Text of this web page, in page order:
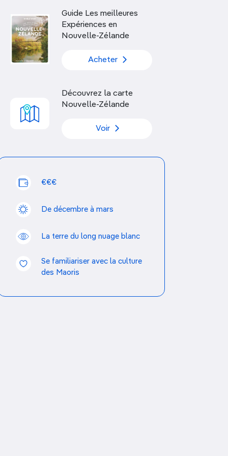
Découvrir nos articles
Guide Les meilleures
Expériences en
Nouvelle-Zélande
Acheter
Découvrez la carte
Nouvelle-Zélande
Voir
€€€
De décembre à mars
La terre du long nuage blanc
Se familiariser avec la culture
des Maoris